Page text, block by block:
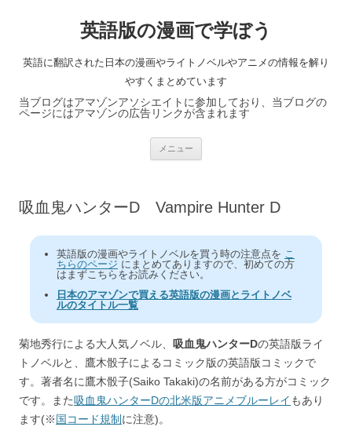
英語版の漫画で学ぼう
英語に翻訳された日本の漫画やライトノベルやアニメの情報を解り
やすくまとめています
当ブログはアマゾンアソシエイトに参加しており、当ブログの
ページにはアマゾンの広告リンクが含まれます
メニュー
ス
吸血鬼ハンターD Vampire Hunter D
英語版の漫画やライトノベルを買う時の注意点を こ
ちらのページ にまとめてありますので、初めての方
はまずこちらをお読みください。
日本のアマゾンで買える英語版の漫画とライトノベ
ルのタイトル一覧
菊地秀行による大人気ノベル、 吸血鬼ハンターDの英語版ライ
トノベルと、鷹木骰子によるコミック版の英語版コミックで
す。著者名に鷹木骰子(Saiko Takaki)の名前がある方がコミック
です。また吸血鬼ハンターDの北米版アニメブルーレイ もあり
ます(※ 国コード規制 に注意)。